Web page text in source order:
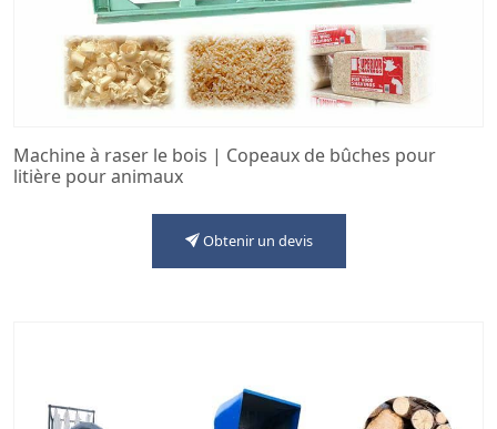
Machine à raser le bois | Copeaux de bûches pour
litière pour animaux
Obtenir un devis